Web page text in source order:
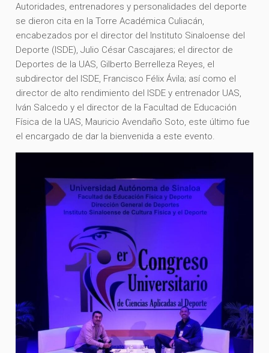
Autoridades, entrenadores y personalidades del deporte
se dieron cita en la Torre Académica Culiacán,
encabezados por el director del Instituto Sinaloense del
Deporte (ISDE), Julio César Cascajares; el director de
Deportes de la UAS, Gilberto Berrelleza Reyes, el
subdirector del ISDE, Francisco Félix Ávila; así como el
director de alto rendimiento del ISDE y entrenador UAS,
Iván Salcedo y el director de la Facultad de Educación
Física de la UAS, Mauricio Avendaño Soto, este último fue
el encargado de dar la bienvenida a este evento.